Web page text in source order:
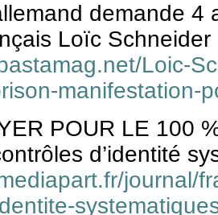
demande 4
Loïc Schneider
Loic-
manifestation-
POUR LE 100
d’identité
journal/